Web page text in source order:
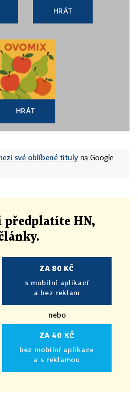
HRÁT
HRÁT
své oblíbené tituly na Google
předplatíte HN,
.
ZA 80 KČ
s mobilní aplikací
a bez reklam
nebo
ZA 40 KČ
bez mobilní aplikace
a s reklamou